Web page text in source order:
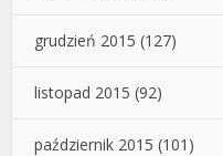
grudzień 2015 (127)
listopad 2015 (92)
październik 2015 (101)